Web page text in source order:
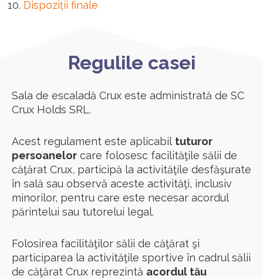
Dispoziții finale
Regulile casei
Sala de escaladă Crux este administrată de SC
Crux Holds SRL.
Acest regulament este aplicabil tuturor
persoanelor care folosesc facilităţile sălii de
căţărat Crux, participă la activităţile desfăşurate
în sală sau observă aceste activităţi, inclusiv
minorilor, pentru care este necesar acordul
părintelui sau tutorelui legal.
Folosirea facilităţilor sălii de căţărat şi
participarea la activităţile sportive în cadrul sălii
de căţărat Crux reprezintă acordul tău